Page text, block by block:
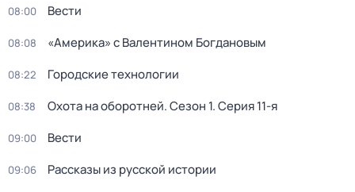
08:00 Вести
08:08 «Америка» с Валентином Богдановым
08:22 Городские технологии
08:38 Охота на оборотней. Сезон 1. Серия 11-я
09:00 Вести
09:06 Рассказы из русской истории